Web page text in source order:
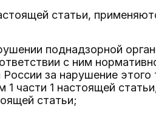
статьи,
поднадзорной
с ним
за нарушение этого
части 1 настоящей
статьи;